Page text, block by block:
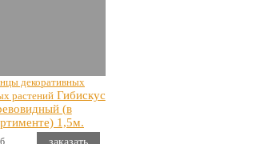
декоративных
растенийГибискус
(в
1,5м.